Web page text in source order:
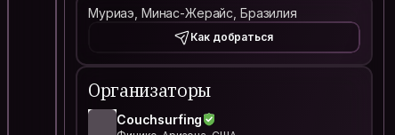
Муриаэ, Минас-Жерайс, Бразилия
Как добраться
Организаторы
Couchsurfing